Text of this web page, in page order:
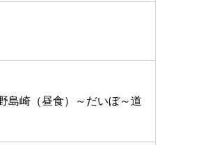
島崎（昼食）～だいぼ～道